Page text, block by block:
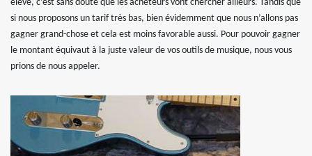
élevé, c’est sans doute que les acheteurs vont chercher ailleurs. Tandis que
si nous proposons un tarif très bas, bien évidemment que nous n’allons pas
gagner grand-chose et cela est moins favorable aussi. Pour pouvoir gagner
le montant équivaut à la juste valeur de vos outils de musique, nous vous
prions de nous appeler.